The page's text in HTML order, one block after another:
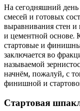
На сегодняшний день
смесей и готовых
выравнивания стен и
и цементной основе.
стартовые и
заключается во
называемой
начнём, пожалуй, с
финишной и
Стартовая